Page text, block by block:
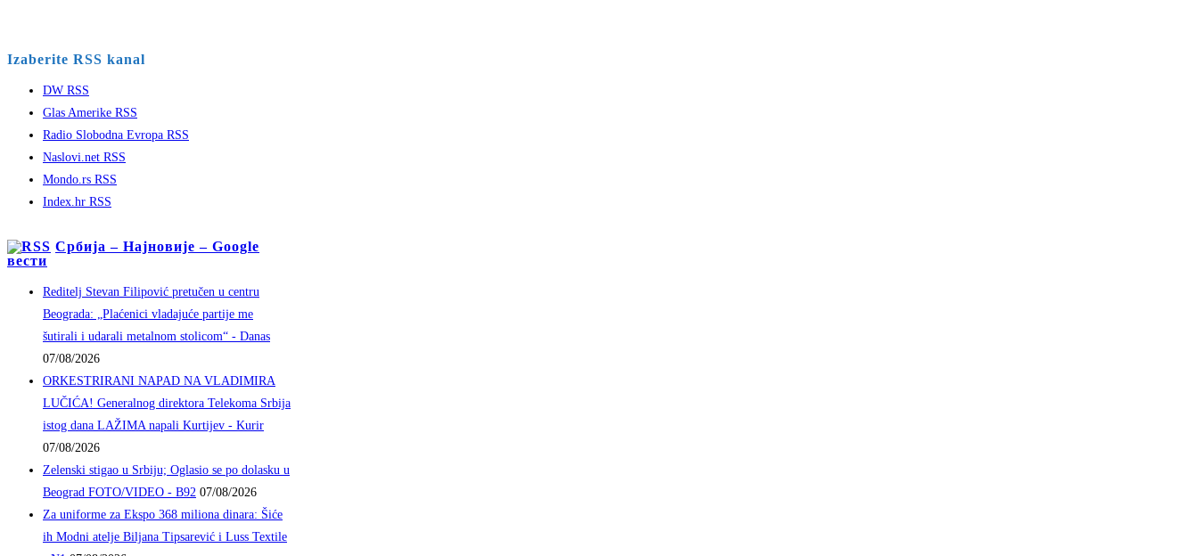
Izaberite RSS kanal
DW RSS
Glas Amerike RSS
Radio Slobodna Evropa RSS
Naslovi.net RSS
Mondo.rs RSS
Index.hr RSS
Србија – Најновије – Google
вести
Reditelj Stevan Filipović pretučen u centru
Beograda: „Plaćenici vladajuće partije me
šutirali i udarali metalnom stolicom“ - Danas
07/08/2026
ORKESTRIRANI NAPAD NA VLADIMIRA
LUČIĆA! Generalnog direktora Telekoma Srbija
istog dana LAŽIMA napali Kurtijev - Kurir
07/08/2026
Zelenski stigao u Srbiju; Oglasio se po dolasku u
Beograd FOTO/VIDEO - B92 07/08/2026
Za uniforme za Ekspo 368 miliona dinara: Šiće
ih Modni atelje Biljana Tipsarević i Luss Textile